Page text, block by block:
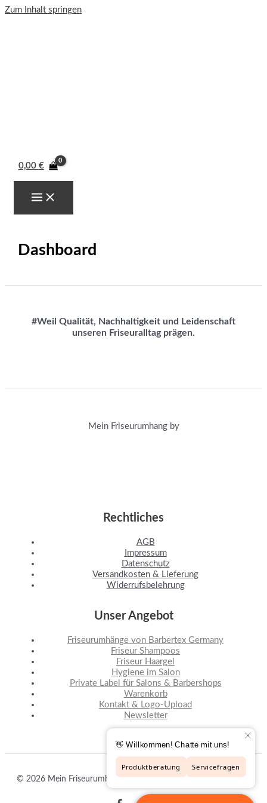
Zum Inhalt springen
0,00 €
Dashboard
#Weil Qualität, Nachhaltigkeit und Leidenschaft
unseren Friseuralltag prägen.
Mein Friseurumhang by
Rechtliches
AGB
Impressum
Datenschutz
Versandkosten & Lieferung
Widerrufsbelehrung
Unser Angebot
Friseurumhänge von Barbertex Germany
Friseur Shampoos
Friseur Haargel
Hygiene im Salon
Private Label für Salons & Barbershops
Warenkorb
Kontakt & Logo-Upload
Newsletter
© 2026 Mein Friseurumhang.